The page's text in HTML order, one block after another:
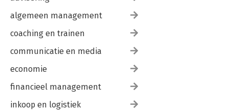
algemeen management
coaching en trainen
communicatie en media
economie
financieel management
inkoop en logistiek